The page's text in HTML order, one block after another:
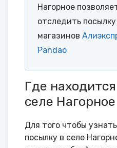
Нагорное
отследить
магазинов
Pandao
Где
селе Нагорное
Для того чтобы
посылку в селе